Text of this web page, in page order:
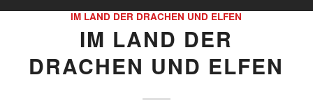
IM LAND DER DRACHEN UND ELFEN
IM LAND DER
DRACHEN UND ELFEN